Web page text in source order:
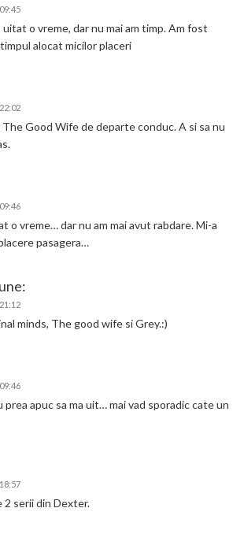
o vreme, dar nu mai am timp. Am fost
alocat micilor placeri
Good Wife de departe conduc. A si sa nu
o vreme… dar nu am mai avut rabdare. Mi-a
pasagera…
minds, The good wife si Grey.:)
prea apuc sa ma uit… mai vad sporadic cate un
2 serii din Dexter.